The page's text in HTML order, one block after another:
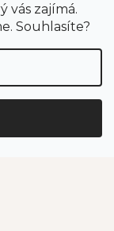
vás zajímá.
Souhlasíte?